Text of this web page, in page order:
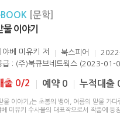
[문학]
물 이야기
야베 미유키 저 북스피어
급 : (주)북큐브네트웍스 (2023-01-
출 0/2 예약 0 누적대출
맏물 이야기』는 초봄의 뱅어, 여름의 맏물 가
베 미유키 수사물의 대표작으로서 작품에 등